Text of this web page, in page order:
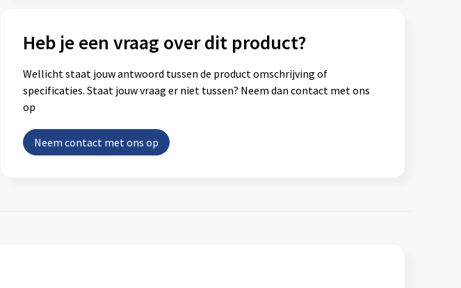
Heb je een vraag over dit product?
Wellicht staat jouw antwoord tussen de product omschrijving of
specificaties. Staat jouw vraag er niet tussen? Neem dan contact met ons
op
Neem contact met ons op